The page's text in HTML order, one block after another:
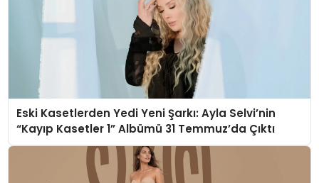
Eski Kasetlerden Yedi Yeni Şarkı: Ayla Selvi’nin
“Kayıp Kasetler 1” Albümü 31 Temmuz’da Çıktı